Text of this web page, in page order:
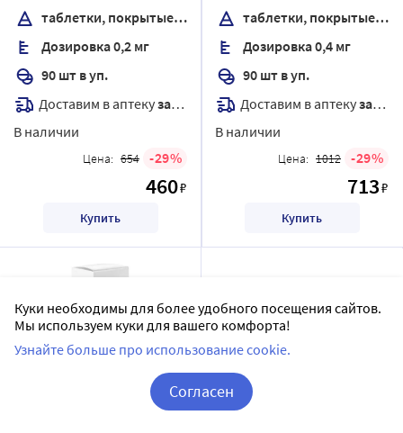
таблетки, покрытые пленочной оболочкой
Дозировка 0,2 мг
90 шт в уп.
Доставим в аптекузавтра
В наличии
Цена: 654 29
460₽
Купить
таблетки, покрытые пленочной оболочкой
Дозировка 0,4 мг
90 шт в уп.
Доставим в аптекузавтра
В наличии
Цена: 1012 29
713₽
Купить
Куки необходимы для более удобного посещения сайтов.
Мы используем куки для вашего комфорта!
Узнайте больше про использование cookie.
Согласен